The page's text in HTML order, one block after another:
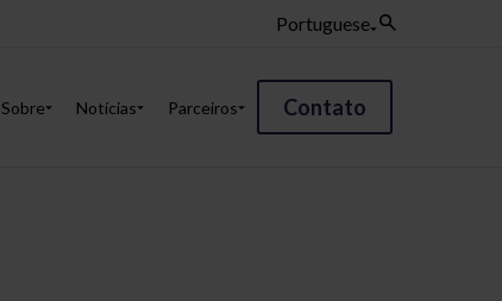
Portuguese
Sobre Notícias Parceiros Contato